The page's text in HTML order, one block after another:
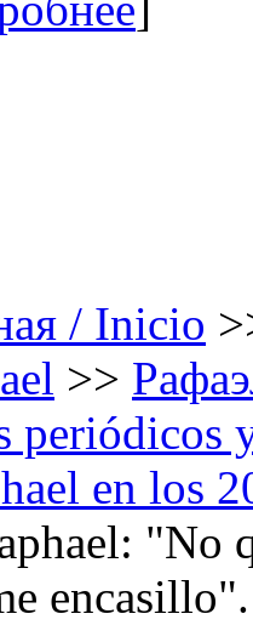
/ Inicio
>>
periódicos
en los
"No